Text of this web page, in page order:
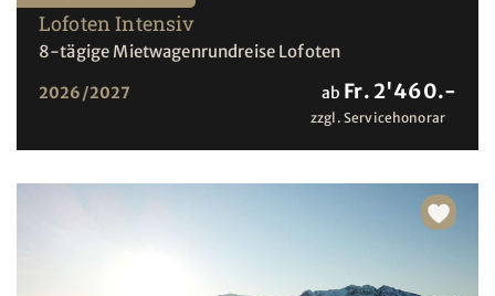
Lofoten Intensiv
8-tägige Mietwagenrundreise Lofoten
2026/2027 ab Fr. 2'460.-
zzgl. Servicehonorar